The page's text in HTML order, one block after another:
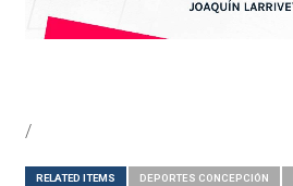
/
RELATED ITEMS DEPORTES CONCEPCIÓN